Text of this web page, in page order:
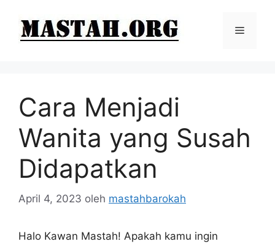
Menu
Cara Menjadi
Wanita yang Susah
Didapatkan
April 4, 2023 oleh mastahbarokah
Halo Kawan Mastah! Apakah kamu ingin